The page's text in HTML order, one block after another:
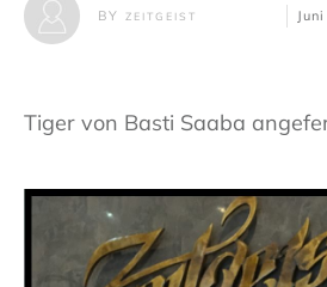
BYZEITGEIST
Tiger von Basti Saaba